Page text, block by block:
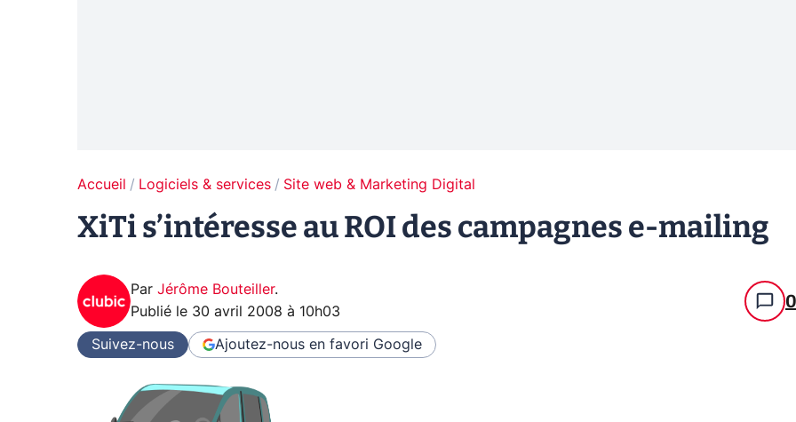
Accueil Logiciels & services Site web & Marketing Digital
XiTi s’intéresse au ROI des campagnes e-mailing
Par Jérôme Bouteiller.
Publié le 30 avril 2008 à 10h03 0
Suivez-nous Ajoutez-nous en favori Google